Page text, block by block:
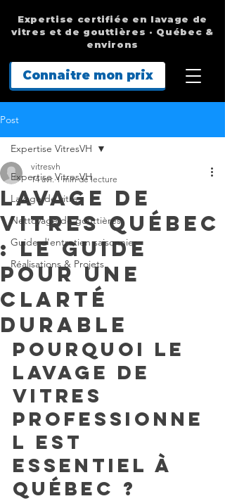
Expertise certifiée en lavage de
vitres et de gouttières · Québec &
environs
Connaitre mon prix
Post
Expertise VitresVH
Lavage de vitres
Nettoyage de gouttières
Guide d'entretien saisonnier
Réalisations & Projets
Expertise VitresVH
Lavage de
Vitres Québec
: Le Guide
pour une
Clarté
Durable
vitresvh
14 avr. 1 min de lecture
Pourquoi le
lavage de
vitres
professionne
l est
essentiel à
Québec ?